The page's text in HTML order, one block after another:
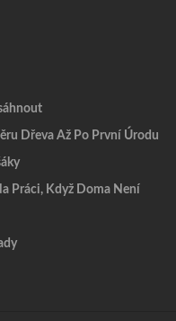
Dřeva Až Po První Úrodu
Práci, Když Doma Není